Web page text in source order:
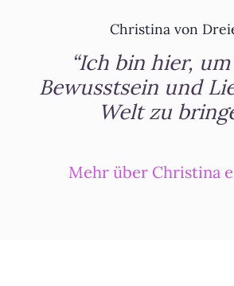
Christina von
“Ich bin hier,
Bewusstsein und
Welt zu
Mehr über Christina